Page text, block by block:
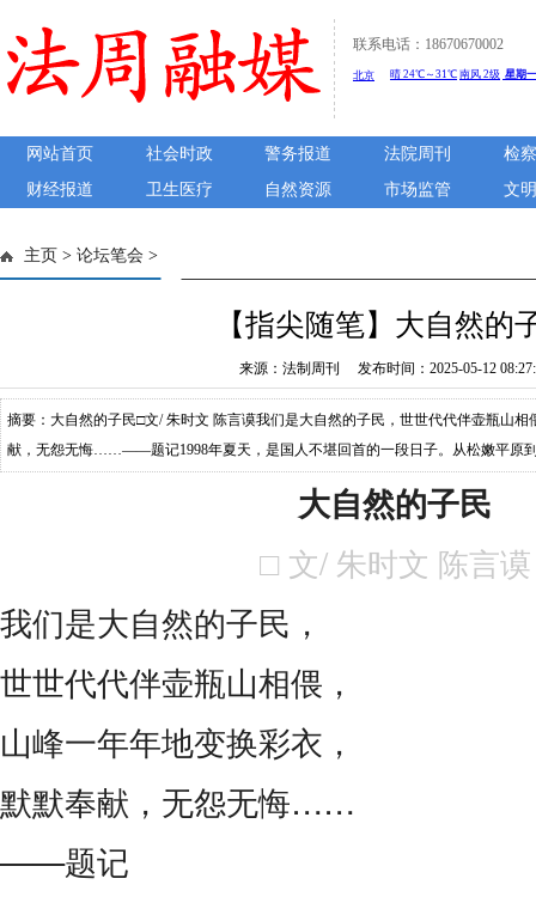
联系电话：18670670002
网站首页 社会时政 警务报道 法院周刊
检
财经报道
卫生医疗 自然资源 市场监管 文
主页 > 论坛笔会 >
【指尖随笔】大自然的
来源：法制周刊 发布时间：2025-05-12
摘要：大自然的子民□文/ 朱时文 陈言谟我们是大自然的子民，世世代代伴壶瓶山
献，无怨无悔……——题记1998年夏天，是国人不堪回首的一段日子。从松嫩平原
象：“松排山面千重翠，月点波心一颗珠。”同一时间，两种遭遇。有关人士说，这
大自然的子民
□ 文/ 朱时文 陈言谟
我们是大自然的子民，
世世代代伴壶瓶山相偎，
山峰一年年地变换彩衣，
默默奉献，无怨无悔……
——题记